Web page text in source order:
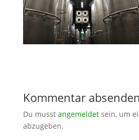
Kommentar absenden
Du musst angemeldetsein, um
abzugeben.